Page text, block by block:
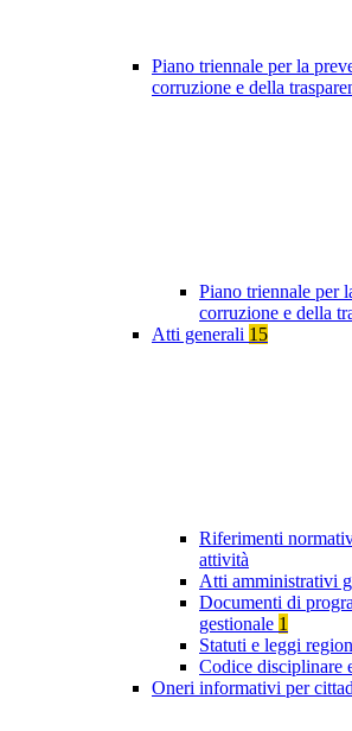
Piano triennale per la
corruzione e della
Piano triennale per
corruzione e della
Atti generali 15
Riferimenti
attività
Atti amministrativi
Documenti di
gestionale 1
Statuti e leggi
Codice disciplinare
Oneri informativi per